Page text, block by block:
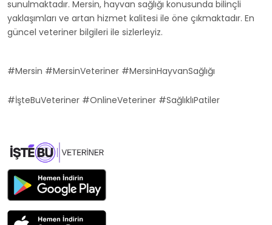
sunulmaktadır. Mersin, hayvan sağlığı konusunda bilinçli
yaklaşımları ve artan hizmet kalitesi ile öne çıkmaktadır. En
güncel veteriner bilgileri ile sizlerleyiz.
#Mersin #MersinVeteriner #MersinHayvanSağlığı
#İşteBuVeteriner #OnlineVeteriner #SağlıklıPatiler